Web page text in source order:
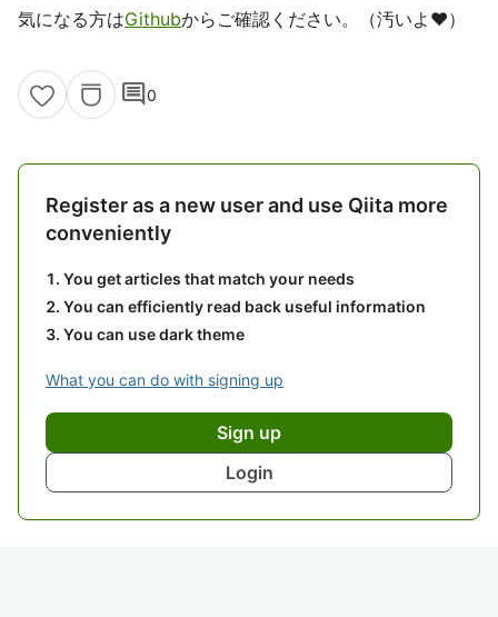
気になる方はGithubからご確認ください。（汚いよ❤️）
comment0
Register as a new user and use Qiita more
conveniently
You get articles that match your needs
You can efficiently read back useful information
You can use dark theme
What you can do with signing up
Sign up
Login